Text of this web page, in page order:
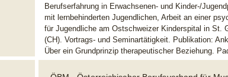
Berufserfahrung in Erwachsenen- und Kinder-/
mit lernbehinderten Jugendlichen, Arbeit an einer
für Jugendliche am Ostschweizer Kinderspital in St.
(CH). Vortrags- und Seminartätigkeit. Publikation:
Über ein Grundprinzip therapeutischer Beziehung.